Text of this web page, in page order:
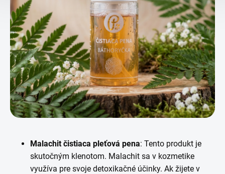
Malachit čistiaca pleťová pena: Tento produkt je
skutočným klenotom. Malachit sa v kozmetike
využíva pre svoje detoxikačné účinky. Ak žijete v